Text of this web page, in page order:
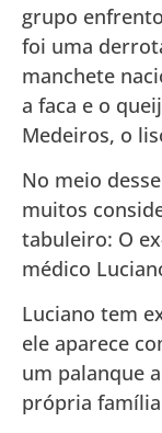
grupo
foi uma
manchete
a faca e o
Medeiros, o
No meio
muitos
tabuleiro: O
médico
Luciano tem
ele aparece
um palanque
própria